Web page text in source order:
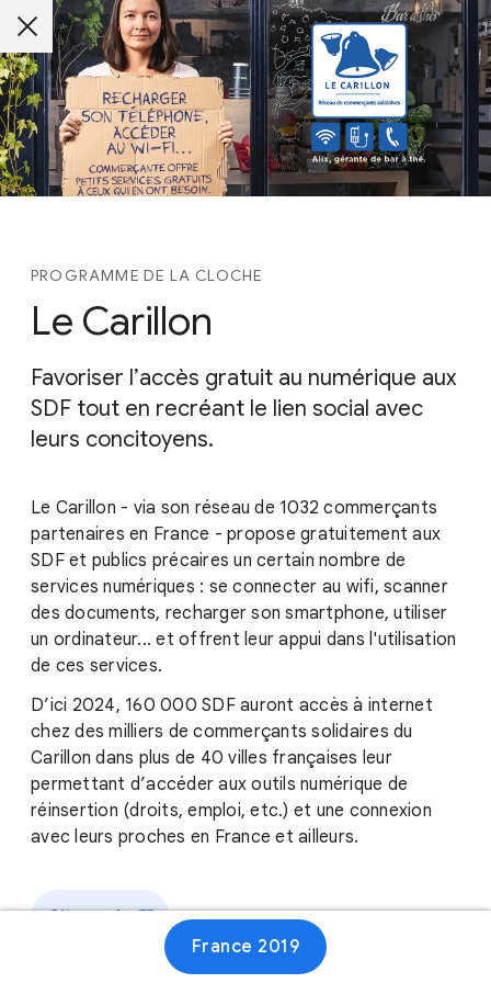
PROGRAMME DE LA CLOCHE
Le Carillon
Favoriser l’accès gratuit au numérique aux
SDF tout en recréant le lien social avec
leurs concitoyens.
Le Carillon - via son réseau de 1032 commerçants
partenaires en France - propose gratuitement aux
SDF et publics précaires un certain nombre de
services numériques : se connecter au wifi, scanner
des documents, recharger son smartphone, utiliser
un ordinateur... et offrent leur appui dans l'utilisation
de ces services.
D’ici 2024, 160 000 SDF auront accès à internet
chez des milliers de commerçants solidaires du
Carillon dans plus de 40 villes françaises leur
permettant d’accéder aux outils numérique de
réinsertion (droits, emploi, etc.) et une connexion
avec leurs proches en France et ailleurs.
Site web
France 2019